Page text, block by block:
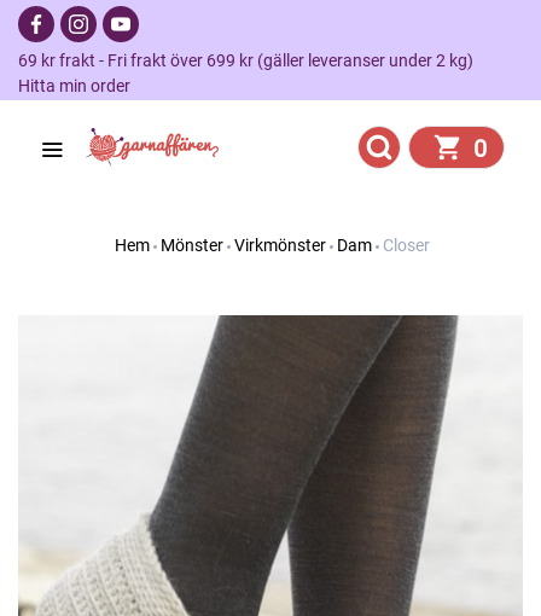
69 kr frakt - Fri frakt över 699 kr (gäller leveranser under 2 kg)
Hitta min order
0
Hem Mönster Virkmönster Dam Closer